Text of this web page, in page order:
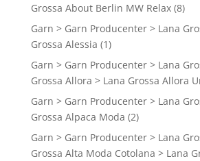
Grossa About Berlin MW Relax (8)
Garn > Garn Producenter > Lana
Grossa Alessia (1)
Garn > Garn Producenter > Lana
Grossa Allora > Lana Grossa Allora
Garn > Garn Producenter > Lana
Grossa Alpaca Moda (2)
Garn > Garn Producenter > Lana
Grossa Alta Moda Cotolana > Lana